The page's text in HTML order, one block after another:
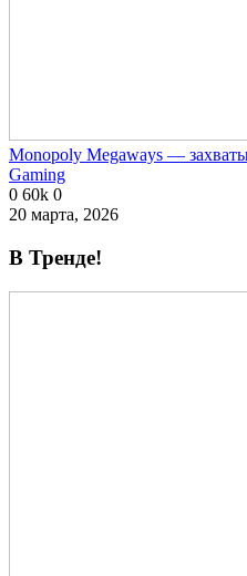
Monopoly Megaways —
Gaming
0 60k 0
20 марта, 2026
В Тренде!